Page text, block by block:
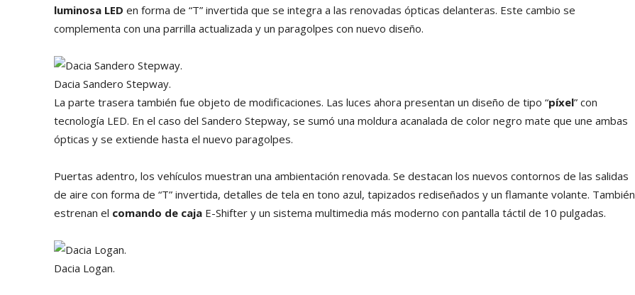
luminosa LED en forma de “T” invertida que se integra a las renovadas ópticas delanteras. Este cambio se
complementa con una parrilla actualizada y un paragolpes con nuevo diseño.
Dacia Sandero Stepway.
La parte trasera también fue objeto de modificaciones. Las luces ahora presentan un diseño de tipo “píxel” con
tecnología LED. En el caso del Sandero Stepway, se sumó una moldura acanalada de color negro mate que une ambas
ópticas y se extiende hasta el nuevo paragolpes.
Puertas adentro, los vehículos muestran una ambientación renovada. Se destacan los nuevos contornos de las salidas
de aire con forma de “T” invertida, detalles de tela en tono azul, tapizados rediseñados y un flamante volante. También
estrenan el comando de caja E-Shifter y un sistema multimedia más moderno con pantalla táctil de 10 pulgadas.
Dacia Logan.